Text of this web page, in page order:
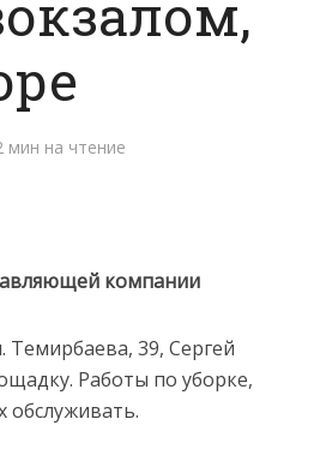
мин на чтение
компании
39, Сергей
Работы по уборке,
обслуживать.